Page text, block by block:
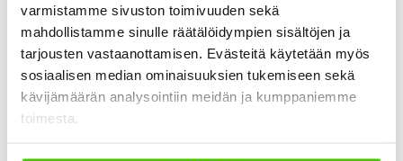
varmistamme sivuston toimivuuden sekä
mahdollistamme sinulle räätälöidympien sisältöjen ja
tarjousten vastaanottamisen. Evästeitä käytetään myös
sosiaalisen median ominaisuuksien tukemiseen sekä
kävijämäärän analysointiin meidän ja kumppaniemme
toimesta.
det mest lämpliga fordonet.